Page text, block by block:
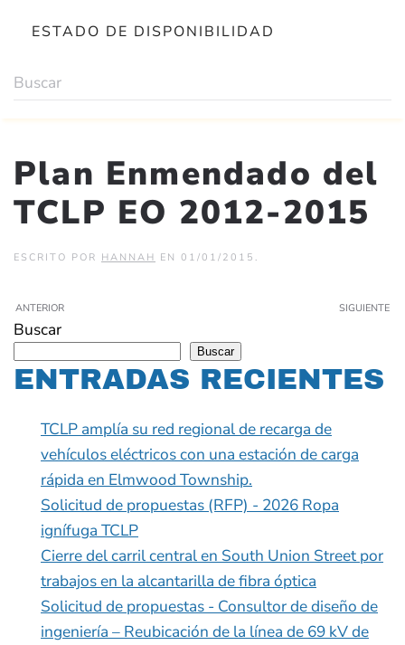
ESTADO DE DISPONIBILIDAD
Plan Enmendado del
TCLP EO 2012-2015
ESCRITO POR HANNAH EN 01/01/2015 .
ANTERIOR SIGUIENTE
Buscar
Buscar
ENTRADAS RECIENTES
TCLP amplía su red regional de recarga de
vehículos eléctricos con una estación de carga
rápida en Elmwood Township.
Solicitud de propuestas (RFP) - 2026 Ropa
ignífuga TCLP
Cierre del carril central en South Union Street por
trabajos en la alcantarilla de fibra óptica
Solicitud de propuestas - Consultor de diseño de
ingeniería – Reubicación de la línea de 69 kV de